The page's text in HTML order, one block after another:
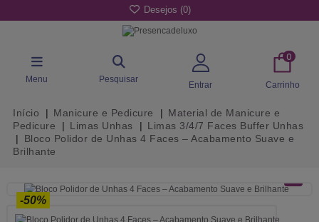
Desejos (0)
Menu Pesquisar
Entrar
0
Carrinho
Início Manicure e Pedicure
Material de Manicure e
Pedicure
Limas Unhas
Limas 3/4/7 Faces Buffer Unhas
Bloco Polidor de Unhas 4 Faces – Acabamento Suave e
Brilhante
-50%